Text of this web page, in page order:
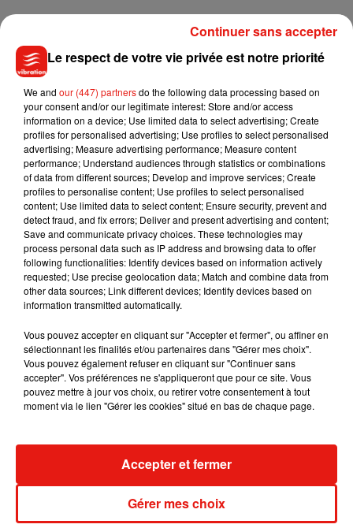
Musique
7 août 2026
Julien Lieb s’essaye à la vie de chatelain
dans son nouveau clip
7 août 2026
Madonna sort enfin le remix de « Love
Sensation » avec Kylie Minogue
7 août 2026
Tayc et Didi B dévoilent le single le plus
dansant de l’année
collaboration tant attendue
Le respect de votre vie privée est notre priorité
We and our (447) partnersdo the following data processing based on
your consent and/or our legitimate interest: Store and/or access
information on a device; Use limited data to select advertising; Create
profiles for personalised advertising; Use profiles to select personalised
advertising; Measure advertising performance; Measure content
performance; Understand audiences through statistics or combinations
of data from different sources; Develop and improve services; Create
profiles to personalise content; Use profiles to select personalised
content; Use limited data to select content; Ensure security, prevent and
detect fraud, and fix errors; Deliver and present advertising and content;
Save and communicate privacy choices. These technologies may
process personal data such as IP address and browsing data to offer
following functionalities: Identify devices based on information actively
requested; Use precise geolocation data; Match and combine data from
other data sources; Link different devices; Identify devices based on
information transmitted automatically.
Vous pouvez accepter en cliquant sur "Accepter et fermer", ou affiner en
sélectionnant les finalités et/ou partenaires dans "Gérer mes choix".
Vous pouvez également refuser en cliquant sur "Continuer sans
accepter". Vos préférences ne s'appliqueront que pour ce site. Vous
pouvez mettre à jour vos choix, ou retirer votre consentement à tout
moment via le lien "Gérer les cookies" situé en bas de chaque page.
Gérer mes choix
Accepter et fermer
Continuer sans accepter